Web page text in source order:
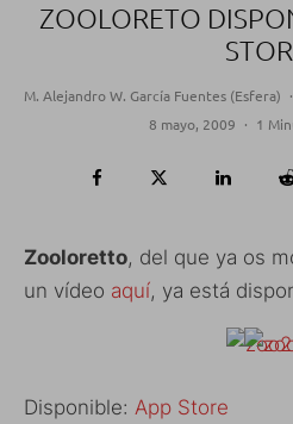
ZOOLORETO
M. Alejandro W. García Fuentes (Esfera) ·
8 mayo, 2009 · 1
Zooloretto, del que ya os
un vídeo aquí, ya está
Disponible: App Store